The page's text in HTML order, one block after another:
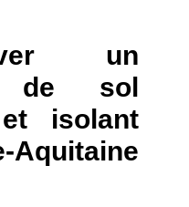
un
de sol
isolant